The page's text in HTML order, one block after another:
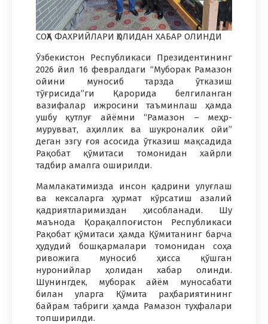
СОҲА ФАХРИЙЛАРИ ҲОЛИДАН ХАБАР ОЛИНДИ
Ўзбекистон Республикаси Президентининг
2026 йил 16 февралдаги “Муборак Рамазон
ойини муносиб тарзда ўтказиш
тўғрисида”ги Қарорида белгиланган
вазифалар ижросини таъминлаш ҳамда
ушбу қутлуғ айёмни “Рамазон – меҳр-
мурувват, аҳиллик ва шукроналик ойи”
деган эзгу ғоя асосида ўтказиш мақсадида
Рақобат қўмитаси томонидан хайрли
тадбир амалга оширилди.
Мамлакатимизда инсон қадрини улуғлаш
ва кексаларга ҳурмат кўрсатиш азалий
қадриятларимиздан ҳисобланади. Шу
маънода Қорақалпоғистон Республикаси
Рақобат қўмитаси ҳамда Қўмитанинг барча
ҳудудий бошқармалари томонидан соҳа
ривожига муносиб ҳисса қўшган
нуронийлар ҳолидан хабар олинди.
Шунингдек, муборак айём муносабати
билан уларга Қўмита раҳбариятининг
байрам табриги ҳамда Рамазон туҳфалари
топширилди.